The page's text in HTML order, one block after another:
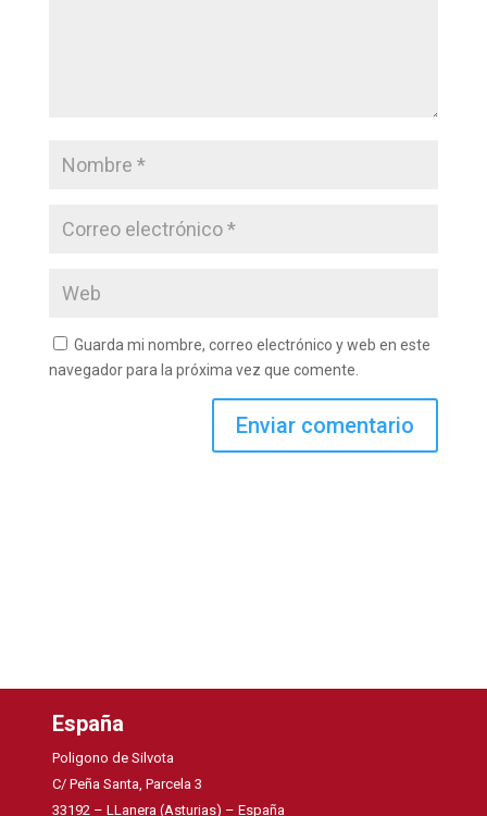
Guarda mi nombre, correo electrónico y web en este
navegador para la próxima vez que comente.
España
Poligono de Silvota
C/ Peña Santa, Parcela 3
33192 – LLanera (Asturias) – España